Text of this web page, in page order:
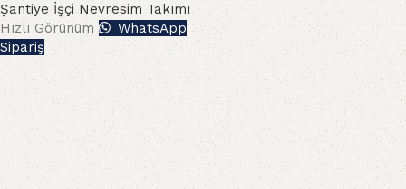
Şantiye İşçi Nevresim Takımı
Hızlı Görünüm
WhatsApp
Sipariş
Read More